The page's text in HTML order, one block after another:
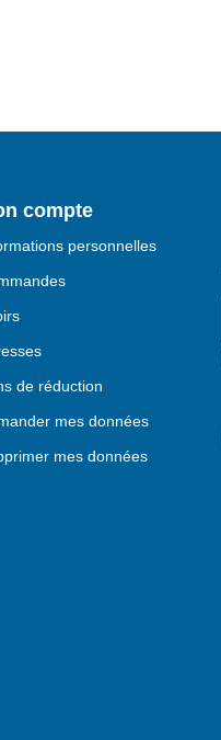
compte
personnelles
de réduction
mes données
mes données